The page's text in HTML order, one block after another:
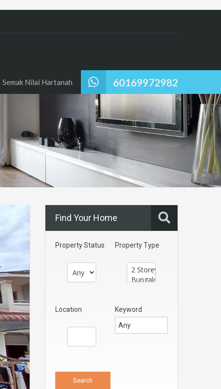
60169972982
Semak Nilai Hartanah
Find Your Home
Property Status Property Type
Location Keyword